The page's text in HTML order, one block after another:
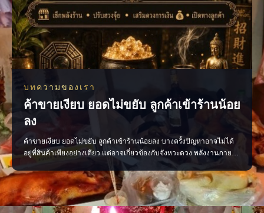
บทความของเรา
ค้าขายเงียบ ยอดไม่ขยับ ลูกค้าเข้าร้านน้อย
ลง
ค้าขายเงียบ ยอดไม่ขยับ ลูกค้าเข้าร้านน้อยลง บางครั้งปัญหาอาจไม่ได้
อยู่ที่สินค้าเพียงอย่างเดียว แต่อาจเกี่ยวข้องกับจังหวะดวง พลังงานภายใน
ร้าน หรือการจัดวางที่ยังไม่ส่งเสริมการค้า ลองเริ่มจากการตรวจพลังร้าน
ปรับฮวงจุ้ย เสริมจุดรับทรัพย์ และจัดพื้นที่ให้เปิดรับลูกค้ามากขึ้น เมื่อแก้
ได้ตรงจุด การค้าขายก